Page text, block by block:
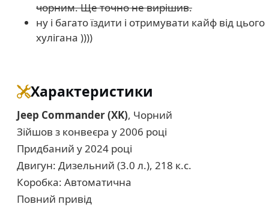
чорним. Ще точно не вирішив.
ну і багато їздити і отримувати кайф від цього
хулігана ))))
Характеристики
Jeep Commander (XK), Чорний
Зійшов з конвеєра у 2006 році
Придбаний у 2024 році
Двигун: Дизельний (3.0 л.), 218 к.с.
Коробка: Автоматична
Повний привід